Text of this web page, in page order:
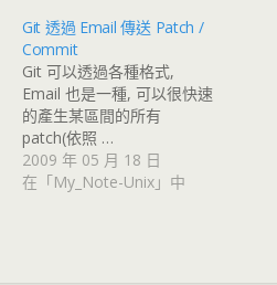
Git 透過 Email 傳送 Patch /
Commit
Git 可以透過各種格式,
Email 也是一種, 可以很快速
的產生某區間的所有
patch(依照 …
2009 年 05 月 18 日
在「My_Note-Unix」中